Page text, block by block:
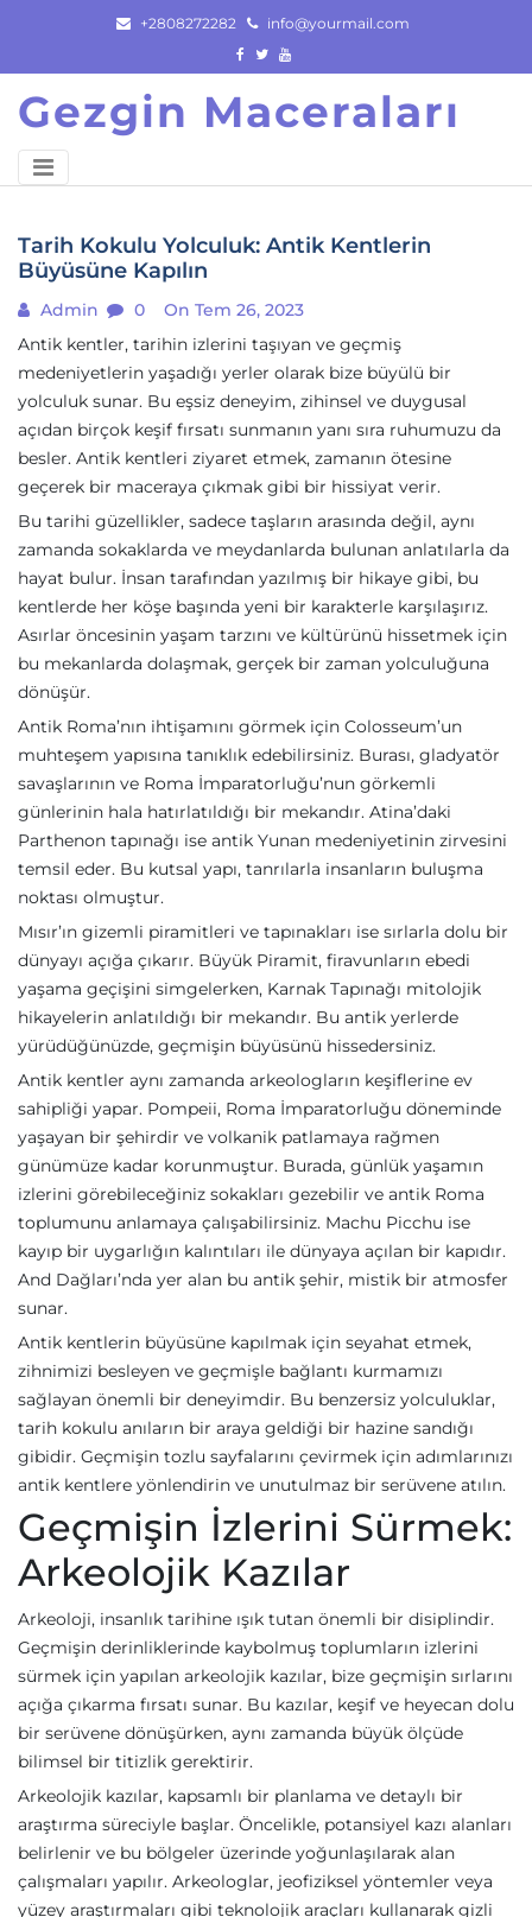
content
+2808272282 info@yourmail.com
Gezgin Maceraları
Tarih Kokulu Yolculuk: Antik Kentlerin
Büyüsüne Kapılın
Admin 0
On Tem 26, 2023
Antik kentler, tarihin izlerini taşıyan ve geçmiş
medeniyetlerin yaşadığı yerler olarak bize büyülü bir
yolculuk sunar. Bu eşsiz deneyim, zihinsel ve duygusal
açıdan birçok keşif fırsatı sunmanın yanı sıra ruhumuzu da
besler. Antik kentleri ziyaret etmek, zamanın ötesine
geçerek bir maceraya çıkmak gibi bir hissiyat verir.
Bu tarihi güzellikler, sadece taşların arasında değil, aynı
zamanda sokaklarda ve meydanlarda bulunan anlatılarla da
hayat bulur. İnsan tarafından yazılmış bir hikaye gibi, bu
kentlerde her köşe başında yeni bir karakterle karşılaşırız.
Asırlar öncesinin yaşam tarzını ve kültürünü hissetmek için
bu mekanlarda dolaşmak, gerçek bir zaman yolculuğuna
dönüşür.
Antik Roma’nın ihtişamını görmek için Colosseum’un
muhteşem yapısına tanıklık edebilirsiniz. Burası, gladyatör
savaşlarının ve Roma İmparatorluğu’nun görkemli
günlerinin hala hatırlatıldığı bir mekandır. Atina’daki
Parthenon tapınağı ise antik Yunan medeniyetinin zirvesini
temsil eder. Bu kutsal yapı, tanrılarla insanların buluşma
noktası olmuştur.
Mısır’ın gizemli piramitleri ve tapınakları ise sırlarla dolu bir
dünyayı açığa çıkarır. Büyük Piramit, firavunların ebedi
yaşama geçişini simgelerken, Karnak Tapınağı mitolojik
hikayelerin anlatıldığı bir mekandır. Bu antik yerlerde
yürüdüğünüzde, geçmişin büyüsünü hissedersiniz.
Antik kentler aynı zamanda arkeologların keşiflerine ev
sahipliği yapar. Pompeii, Roma İmparatorluğu döneminde
yaşayan bir şehirdir ve volkanik patlamaya rağmen
günümüze kadar korunmuştur. Burada, günlük yaşamın
izlerini görebileceğiniz sokakları gezebilir ve antik Roma
toplumunu anlamaya çalışabilirsiniz. Machu Picchu ise
kayıp bir uygarlığın kalıntıları ile dünyaya açılan bir kapıdır.
And Dağları’nda yer alan bu antik şehir, mistik bir atmosfer
sunar.
Antik kentlerin büyüsüne kapılmak için seyahat etmek,
zihnimizi besleyen ve geçmişle bağlantı kurmamızı
sağlayan önemli bir deneyimdir. Bu benzersiz yolculuklar,
tarih kokulu anıların bir araya geldiği bir hazine sandığı
gibidir. Geçmişin tozlu sayfalarını çevirmek için adımlarınızı
antik kentlere yönlendirin ve unutulmaz bir serüvene atılın.
Geçmişin İzlerini Sürmek:
Arkeolojik Kazılar
Arkeoloji, insanlık tarihine ışık tutan önemli bir disiplindir.
Geçmişin derinliklerinde kaybolmuş toplumların izlerini
sürmek için yapılan arkeolojik kazılar, bize geçmişin sırlarını
açığa çıkarma fırsatı sunar. Bu kazılar, keşif ve heyecan dolu
bir serüvene dönüşürken, aynı zamanda büyük ölçüde
bilimsel bir titizlik gerektirir.
Arkeolojik kazılar, kapsamlı bir planlama ve detaylı bir
araştırma süreciyle başlar. Öncelikle, potansiyel kazı alanları
belirlenir ve bu bölgeler üzerinde yoğunlaşılarak alan
çalışmaları yapılır. Arkeologlar, jeofiziksel yöntemler veya
yüzey araştırmaları gibi teknolojik araçları kullanarak gizli